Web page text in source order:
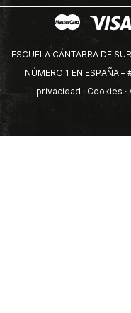
ESCUELA CÁNTABRA DE
NÚMERO 1 EN ESPAÑA
privacidad · Cookies ·